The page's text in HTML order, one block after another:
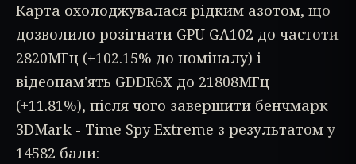
Карта охолоджувалася рідким азотом, що
дозволило розігнати GPU GA102 до частоти
2820МГц (+102.15% до номіналу) і
відеопам'ять GDDR6X до 21808МГц
(+11.81%), після чого завершити бенчмарк
3DMark - Time Spy Extreme з результатом у
14582 бали: